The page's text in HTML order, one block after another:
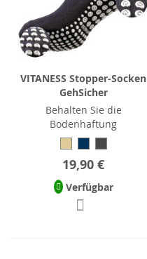
VITANESS Stopper-Socken
GehSicher
Behalten Sie die
Bodenhaftung
19,90 €
Verfügbar